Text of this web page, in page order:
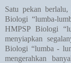
Satu pekan
Biologi “lumba-
HMPSP Biologi
menyiapkan
Biologi “lumba -
mengerahkan